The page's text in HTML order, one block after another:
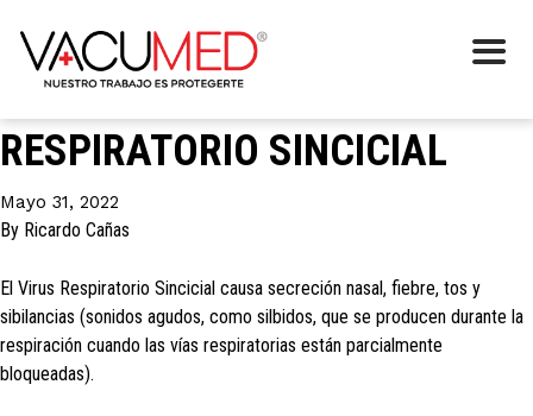
Etiqueta:respiratorio.
IMPORTANTE, VIRUS
RESPIRATORIO SINCICIAL
Mayo 31, 2022
By Ricardo Cañas
El Virus Respiratorio Sincicial causa secreción nasal, fiebre, tos y
sibilancias (sonidos agudos, como silbidos, que se producen durante la
respiración cuando las vías respiratorias están parcialmente
bloqueadas).